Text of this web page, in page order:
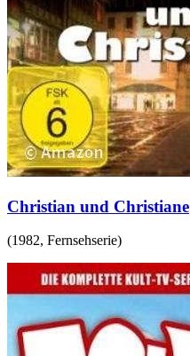
Christian und Christiane
(1982, Fernsehserie)